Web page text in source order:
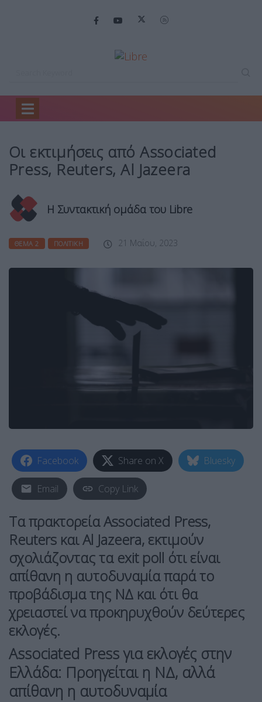
Home
Οι εκτιμήσεις από Associated
Press, Reuters, Al Jazeera
Η Συντακτική ομάδα του Libre
ΘΈΜΑ 2 ΠΟΛΙΤΙΚΉ 21 Μαΐου, 2023
Facebook Share on X Bluesky
Email Copy Link
Τα πρακτορεία Associated Press,
Reuters και Al Jazeera, εκτιμούν
σχολιάζοντας τα exit poll ότι είναι
απίθανη η αυτοδυναμία παρά το
προβάδισμα της ΝΔ και ότι θα
χρειαστεί να προκηρυχθούν δεύτερες
εκλογές.
Associated Press για εκλογές στην
Ελλάδα: Προηγείται η ΝΔ, αλλά
απίθανη η αυτοδυναμία